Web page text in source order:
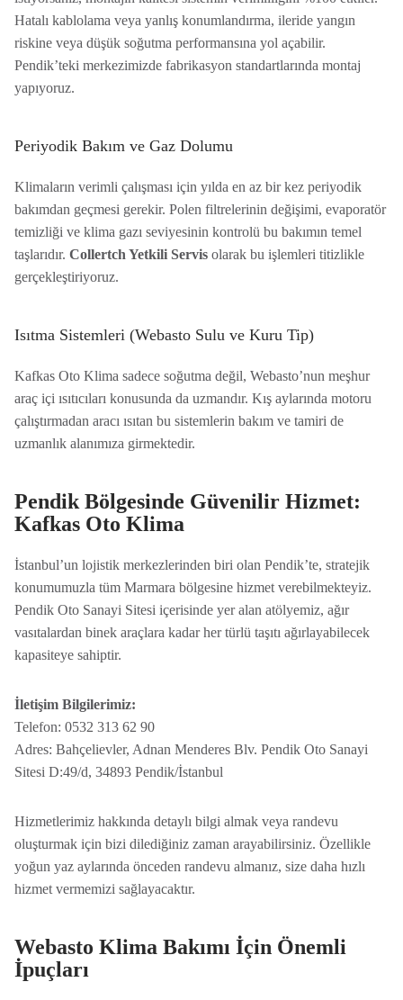
Hatalı kablolama veya yanlış konumlandırma, ileride yangın
riskine veya düşük soğutma performansına yol açabilir.
Pendik’teki merkezimizde fabrikasyon standartlarında montaj
yapıyoruz.
Periyodik Bakım ve Gaz Dolumu
Klimaların verimli çalışması için yılda en az bir kez periyodik
bakımdan geçmesi gerekir. Polen filtrelerinin değişimi, evaporatör
temizliği ve klima gazı seviyesinin kontrolü bu bakımın temel
taşlarıdır. Collertch Yetkili Servisolarak bu işlemleri titizlikle
gerçekleştiriyoruz.
Isıtma Sistemleri (Webasto Sulu ve Kuru Tip)
Kafkas Oto Klima sadece soğutma değil, Webasto’nun meşhur
araç içi ısıtıcıları konusunda da uzmandır. Kış aylarında motoru
çalıştırmadan aracı ısıtan bu sistemlerin bakım ve tamiri de
uzmanlık alanımıza girmektedir.
Pendik Bölgesinde Güvenilir Hizmet:
Kafkas Oto Klima
İstanbul’un lojistik merkezlerinden biri olan Pendik’te, stratejik
konumumuzla tüm Marmara bölgesine hizmet verebilmekteyiz.
Pendik Oto Sanayi Sitesi içerisinde yer alan atölyemiz, ağır
vasıtalardan binek araçlara kadar her türlü taşıtı ağırlayabilecek
kapasiteye sahiptir.
İletişim Bilgilerimiz:
Telefon: 0532 313 62 90
Adres: Bahçelievler, Adnan Menderes Blv. Pendik Oto Sanayi
Sitesi D:49/d, 34893 Pendik/İstanbul
Hizmetlerimiz hakkında detaylı bilgi almak veya randevu
oluşturmak için bizi dilediğiniz zaman arayabilirsiniz. Özellikle
yoğun yaz aylarında önceden randevu almanız, size daha hızlı
hizmet vermemizi sağlayacaktır.
Webasto Klima Bakımı İçin Önemli
İpuçları